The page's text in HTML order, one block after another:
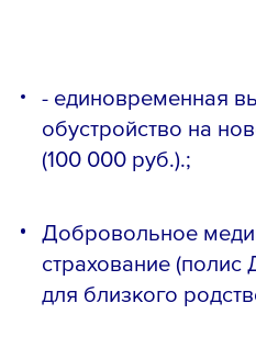
- единовременная
обустройство на
(100 000 руб.).;
Добровольное
страхование
для близкого